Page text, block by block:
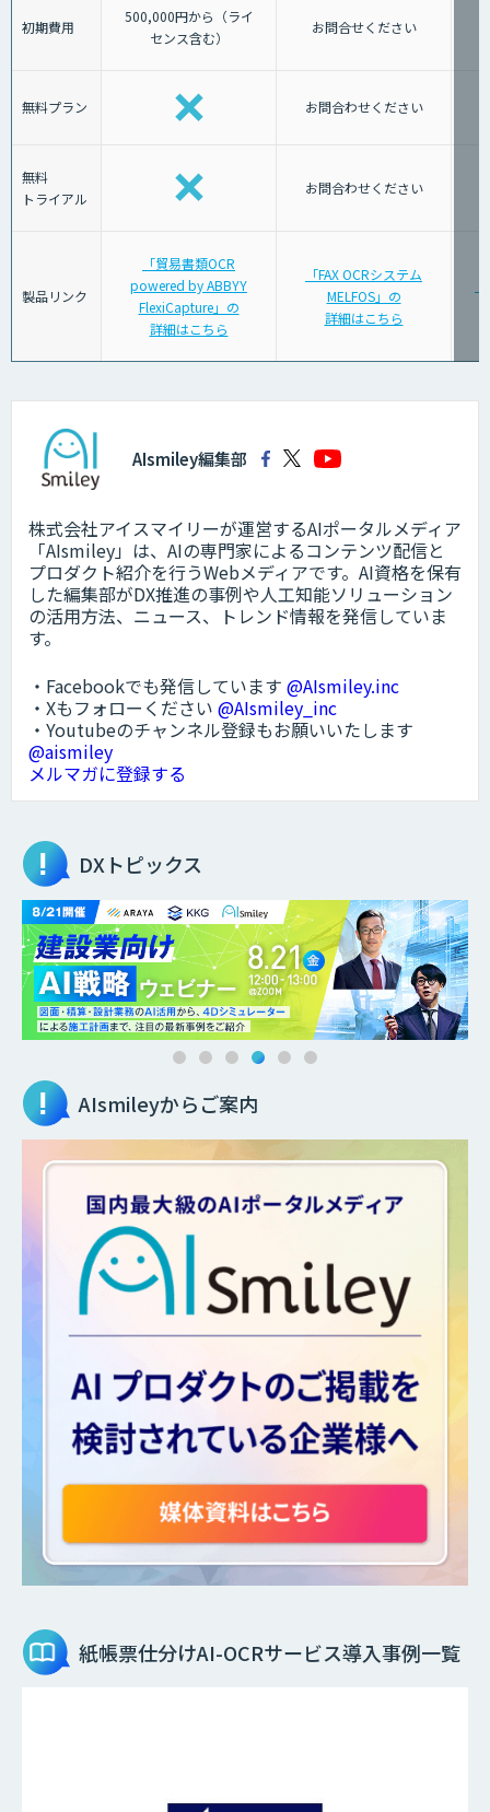
初期費用
500,000円から（ライ
センス含む）
お問合せください
無料プラン お問合わせください
無料
トライアル
お問合わせください
製品リンク
「貿易書類OCR
powered by ABBYY
FlexiCapture」の
詳細はこちら
「FAX OCRシステム
MELFOS」の
詳細はこちら
AIsmiley編集部
株式会社アイスマイリーが運営するAIポータルメディア
「AIsmiley」は、AIの専門家によるコンテンツ配信と
プロダクト紹介を行うWebメディアです。AI資格を保有
した編集部がDX推進の事例や人工知能ソリューション
の活用方法、ニュース、トレンド情報を発信していま
す。
・Facebookでも発信しています @AIsmiley.inc
・Xもフォローください @AIsmiley_inc
・Youtubeのチャンネル登録もお願いいたします
@aismiley
メルマガに登録する
DXトピックス
AIsmileyからご案内
紙帳票仕分けAI-OCRサービス導入事例一覧